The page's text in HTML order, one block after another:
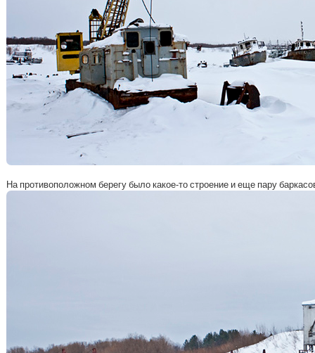
На противоположном берегу было какое-то строение и еще пару